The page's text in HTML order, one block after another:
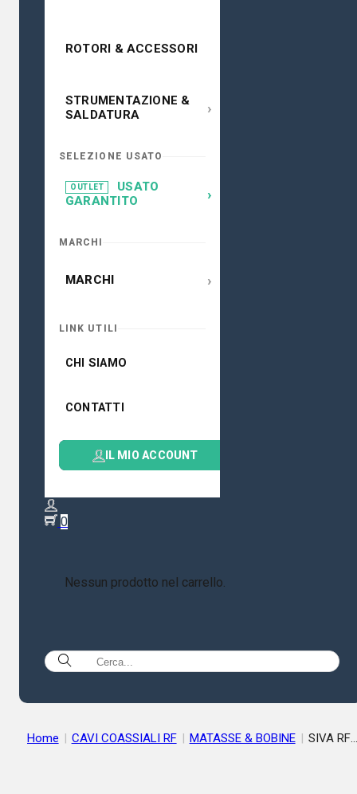
ROTORI & ACCESSORI
STRUMENTAZIONE &
SALDATURA
›
SELEZIONE USATO
OUTLET
USATO
GARANTITO
›
MARCHI
MARCHI ›
LINK UTILI
CHI SIAMO
CONTATTI
IL MIO ACCOUNT
0
Nessun prodotto nel carrello.
Home | CAVI COASSIALI RF | MATASSE & BOBINE | SIVA RF